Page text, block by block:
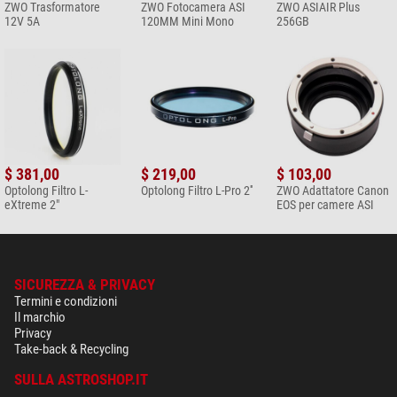
*Tutti i prezzi includono IVA e costi di spedizione.
ZWO Trasformatore
12V 5A
ZWO Fotocamera ASI
120MM Mini Mono
ZWO ASIAIR Plus
256GB
$ 381,00
Optolong Filtro L-
eXtreme 2"
$ 219,00
Optolong Filtro L-Pro 2''
$ 103,00
ZWO Adattatore Canon
EOS per camere ASI
SICUREZZA & PRIVACY
Termini e condizioni
Il marchio
Privacy
Take-back & Recycling
SULLA ASTROSHOP.IT